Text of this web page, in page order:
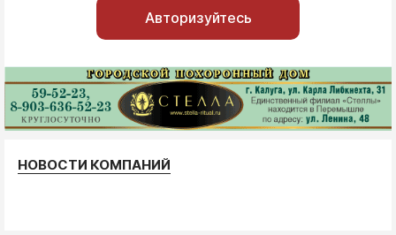
Авторизуйтесь
НОВОСТИ КОМПАНИЙ